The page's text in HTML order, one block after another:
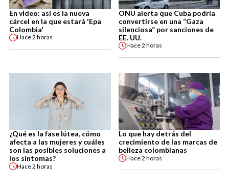
En video: así es la nueva
cárcel en la que estará 'Epa
Colombia'
Hace2 horas
ONU alerta que Cuba podría
convertirse en una “Gaza
silenciosa” por sanciones de
EE. UU.
Hace2 horas
¿Qué es la fase lútea, cómo
afecta a las mujeres y cuáles
son las posibles soluciones a
los síntomas?
Hace2 horas
Lo que hay detrás del
crecimiento de las marcas de
belleza colombianas
Hace2 horas